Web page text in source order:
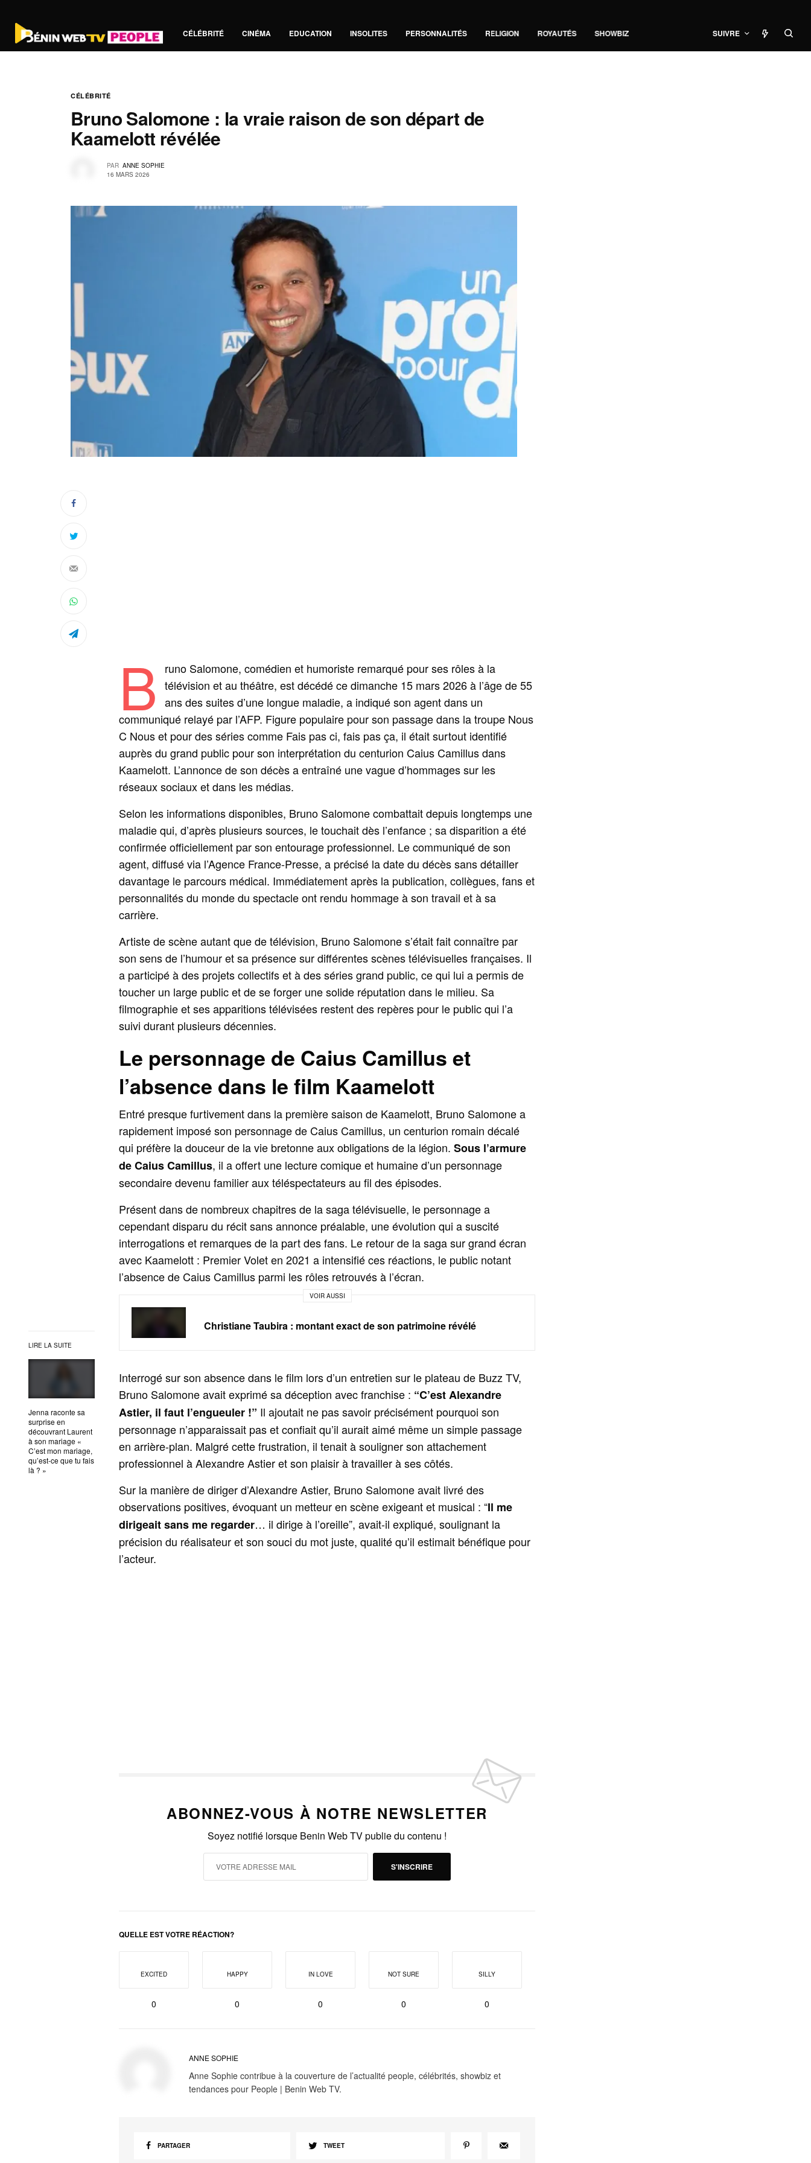
CÉLÉBRITÉ CINÉMA EDUCATION INSOLITES PERSONNALITÉS RELIGION ROYAUTÉS SHOWBIZ SUIVRE
CÉLÉBRITÉ
Bruno Salomone : la vraie raison de son départ de
Kaamelott révélée
PAR ANNE SOPHIE
16 MARS 2026
LIRE LA SUITE
Jenna raconte sa
surprise en
découvrant Laurent
à son mariage «
C’est mon mariage,
qu’est-ce que tu fais
là ? »
B
runo Salomone, comédien et humoriste remarqué pour ses rôles à la
télévision et au théâtre, est décédé ce dimanche 15 mars 2026 à l’âge de 55
ans des suites d’une longue maladie, a indiqué son agent dans un
communiqué relayé par l’AFP. Figure populaire pour son passage dans la troupe Nous
C Nous et pour des séries comme Fais pas ci, fais pas ça, il était surtout identifié
auprès du grand public pour son interprétation du centurion Caius Camillus dans
Kaamelott. L’annonce de son décès a entraîné une vague d’hommages sur les
réseaux sociaux et dans les médias.
Selon les informations disponibles, Bruno Salomone combattait depuis longtemps une
maladie qui, d’après plusieurs sources, le touchait dès l’enfance ; sa disparition a été
confirmée officiellement par son entourage professionnel. Le communiqué de son
agent, diffusé via l’Agence France-Presse, a précisé la date du décès sans détailler
davantage le parcours médical. Immédiatement après la publication, collègues, fans et
personnalités du monde du spectacle ont rendu hommage à son travail et à sa
carrière.
Artiste de scène autant que de télévision, Bruno Salomone s’était fait connaître par
son sens de l’humour et sa présence sur différentes scènes télévisuelles françaises. Il
a participé à des projets collectifs et à des séries grand public, ce qui lui a permis de
toucher un large public et de se forger une solide réputation dans le milieu. Sa
filmographie et ses apparitions télévisées restent des repères pour le public qui l’a
suivi durant plusieurs décennies.
Le personnage de Caius Camillus et
l’absence dans le film Kaamelott
Entré presque furtivement dans la première saison de Kaamelott, Bruno Salomone a
rapidement imposé son personnage de Caius Camillus, un centurion romain décalé
qui préfère la douceur de la vie bretonne aux obligations de la légion.Sous l’armure
de Caius Camillus, il a offert une lecture comique et humaine d’un personnage
secondaire devenu familier aux téléspectateurs au fil des épisodes.
Présent dans de nombreux chapitres de la saga télévisuelle, le personnage a
cependant disparu du récit sans annonce préalable, une évolution qui a suscité
interrogations et remarques de la part des fans. Le retour de la saga sur grand écran
avec Kaamelott : Premier Volet en 2021 a intensifié ces réactions, le public notant
l’absence de Caius Camillus parmi les rôles retrouvés à l’écran.
VOIR AUSSI
Christiane Taubira : montant exact de son patrimoine révélé
Interrogé sur son absence dans le film lors d’un entretien sur le plateau de Buzz TV,
Bruno Salomone avait exprimé sa déception avec franchise : “C’est Alexandre
Astier, il faut l’engueuler !” Il ajoutait ne pas savoir précisément pourquoi son
personnage n’apparaissait pas et confiait qu’il aurait aimé même un simple passage
en arrière-plan. Malgré cette frustration, il tenait à souligner son attachement
professionnel à Alexandre Astier et son plaisir à travailler à ses côtés.
Sur la manière de diriger d’Alexandre Astier, Bruno Salomone avait livré des
observations positives, évoquant un metteur en scène exigeant et musical : “Il me
dirigeait sans me regarder… il dirige à l’oreille”, avait-il expliqué, soulignant la
précision du réalisateur et son souci du mot juste, qualité qu’il estimait bénéfique pour
l’acteur.
ABONNEZ-VOUS À NOTRE NEWSLETTER
Soyez notifié lorsque Benin Web TV publie du contenu !
S'INSCRIRE
QUELLE EST VOTRE RÉACTION?
EXCITED
0
HAPPY
0
IN LOVE
0
NOT SURE
0
SILLY
0
ANNE SOPHIE
Anne Sophie contribue à la couverture de l’actualité people, célébrités, showbiz et
tendances pour People | Benin Web TV.
PARTAGER TWEET